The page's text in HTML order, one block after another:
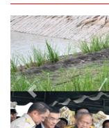
Previous